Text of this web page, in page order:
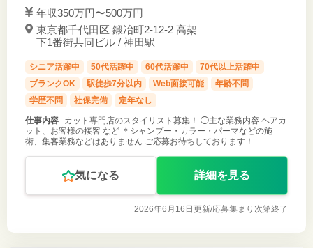
年収350万円〜500万円
東京都千代田区 鍛冶町2-12-2 高架
下1番街共同ビル / 神田駅
シニア活躍中 50代活躍中 60代活躍中
70代以上活躍中
ブランクOK
駅徒歩7分以内 Web面接可能
年齢不問
学歴不問
社保完備 定年なし
仕事内容
カット専門店のスタイリスト募集！ ◯主な業務内容 ヘアカ
ット、お客様の接客 など ＊シャンプー・カラー・パーマなどの施
術、集客業務などはありません ご応募お待ちしております！
気になる 詳細を見る
2026年6月16日更新/応募集まり次第終了